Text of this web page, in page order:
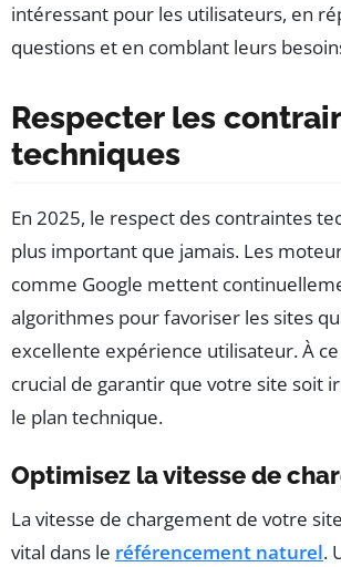
intéressant pour les utilisateurs, en
questions et en comblant leurs
Respecter les
techniques
En 2025, le respect des contraintes
plus important que jamais. Les
comme Google mettent
algorithmes pour favoriser les sites
excellente expérience utilisateur. À
crucial de garantir que votre site soit
le plan technique.
Optimisez la vitesse de
La vitesse de chargement de votre
vital dans le référencement naturel.